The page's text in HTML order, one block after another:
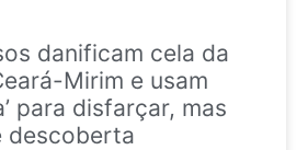
danificam cela da
Mirim e usam
para disfarçar, mas
descoberta